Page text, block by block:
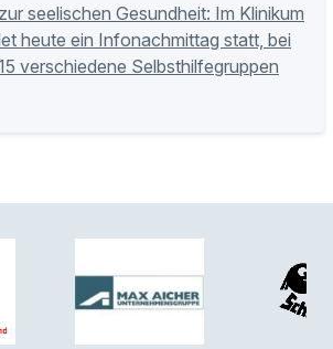
seelischen Gesundheit: Im Klinikum
heute ein Infonachmittag statt, bei
verschiedene Selbsthilfegruppen